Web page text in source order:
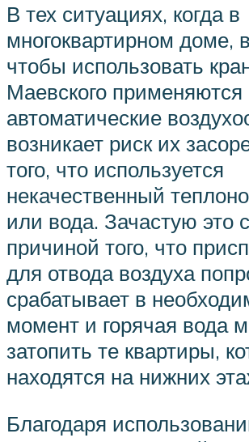
В тех ситуациях, когда в
многоквартирном доме,
чтобы использовать
Маевского применяются
автоматические
возникает риск их
того, что используется
некачественный
или вода. Зачастую это
причиной того, что
для отвода воздуха
срабатывает в
момент и горячая вода
затопить те квартиры,
находятся на нижних
Благодаря